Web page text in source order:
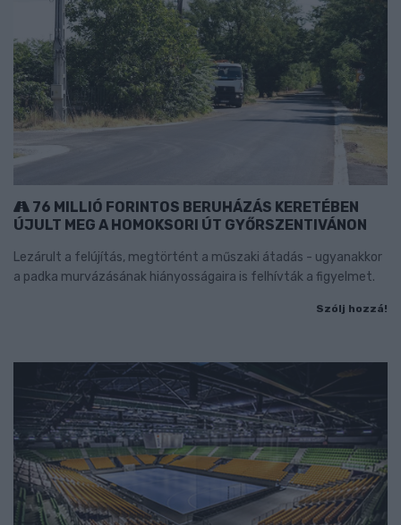
76 MILLIÓ FORINTOS BERUHÁZÁS KERETÉBEN
ÚJULT MEG A HOMOKSORI ÚT GYŐRSZENTIVÁNON
Lezárult a felújítás, megtörtént a műszaki átadás - ugyanakkor
a padka murvázásának hiányosságaira is felhívták a figyelmet.
Szólj hozzá!